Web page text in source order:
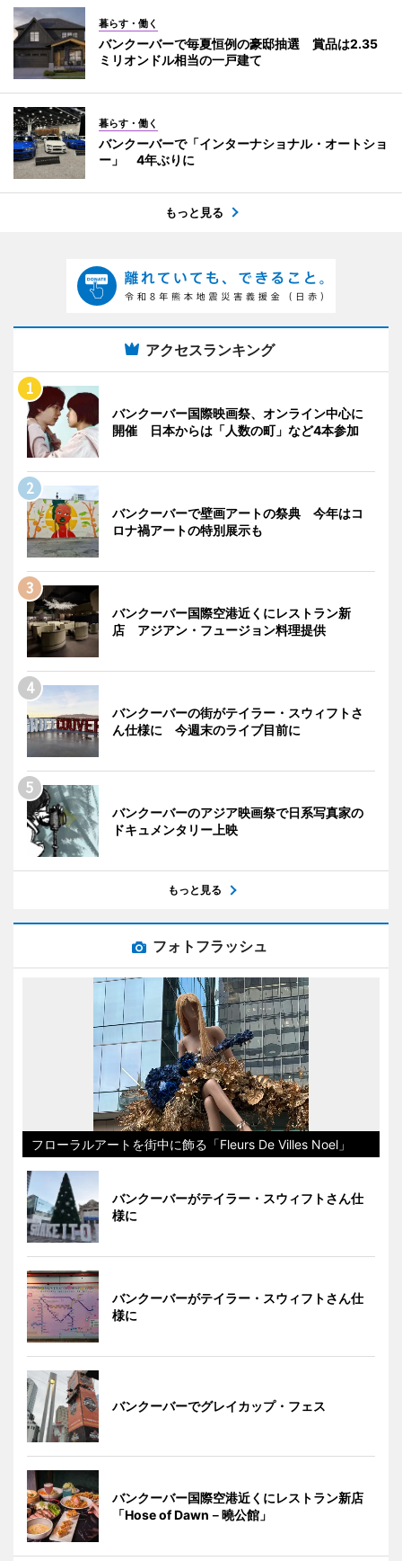
暮らす・働く
バンクーバーで毎夏恒例の豪邸抽選 賞品は2.35
ミリオンドル相当の一戸建て
暮らす・働く
バンクーバーで「インターナショナル・オートショ
ー」 4年ぶりに
もっと見る
アクセスランキング
バンクーバー国際映画祭、オンライン中心に
開催 日本からは「人数の町」など4本参加
バンクーバーで壁画アートの祭典 今年はコ
ロナ禍アートの特別展示も
バンクーバー国際空港近くにレストラン新
店 アジアン・フュージョン料理提供
バンクーバーの街がテイラー・スウィフトさ
ん仕様に 今週末のライブ目前に
バンクーバーのアジア映画祭で日系写真家の
ドキュメンタリー上映
もっと見る
フォトフラッシュ
フローラルアートを街中に飾る「Fleurs De Villes Noel」
バンクーバーがテイラー・スウィフトさん仕
様に
バンクーバーがテイラー・スウィフトさん仕
様に
バンクーバーでグレイカップ・フェス
バンクーバー国際空港近くにレストラン新店
「Hose of Dawn－曉公館」